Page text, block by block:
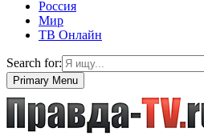
Россия
Мир
ТВ Онлайн
Search for:
Primary Menu